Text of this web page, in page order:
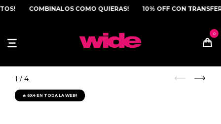
COMBINALOS COMO QUIERAS! 10% OFF CON
1 / 4
🔥 6X4 EN TODA LA WEB!